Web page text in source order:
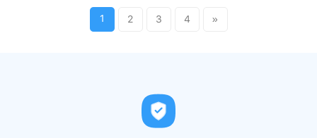
1 2 3 4 »